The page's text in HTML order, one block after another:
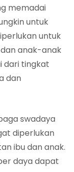
memadai
untuk
untuk
anak-anak
dari tingkat
dan
swadaya
diperlukan
ibu dan anak.
daya dapat